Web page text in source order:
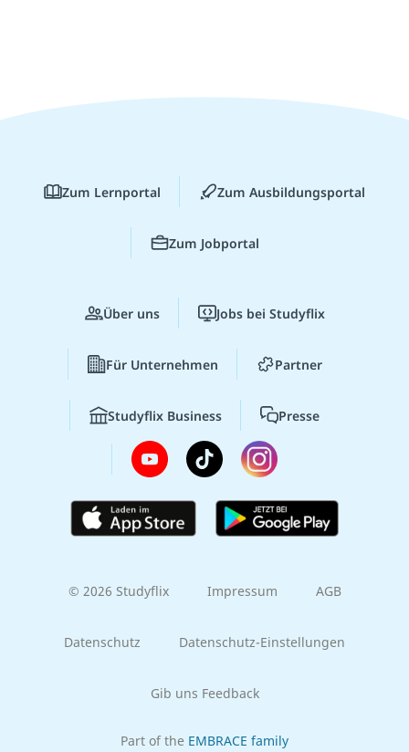
Zum Lernportal Zum Ausbildungsportal
Zum Jobportal
Über uns Jobs bei Studyflix
Für Unternehmen Partner
Studyflix Business Presse
© 2026 Studyflix Impressum AGB
Datenschutz Datenschutz-Einstellungen
Gib uns Feedback
Part of the EMBRACE family